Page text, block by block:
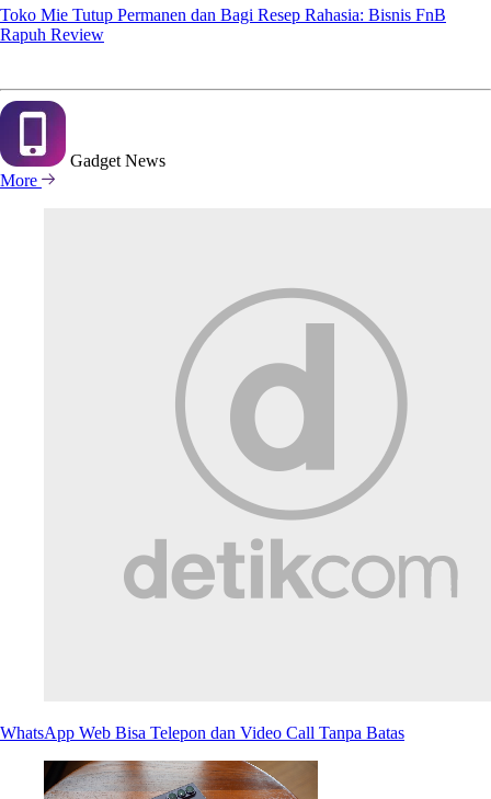
Toko Mie Tutup Permanen dan Bagi Resep Rahasia: Bisnis FnB
Rapuh Review
Gadget News
More
WhatsApp Web Bisa Telepon dan Video Call Tanpa Batas